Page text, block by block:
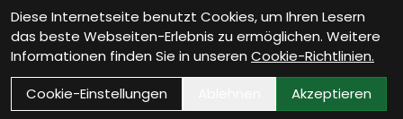
Diese Internetseite benutzt Cookies, um Ihren Lesern
das beste Webseiten-Erlebnis zu ermöglichen. Weitere
Informationen finden Sie in unseren Cookie-Richtlinien.
Cookie-Einstellungen
Akzeptieren